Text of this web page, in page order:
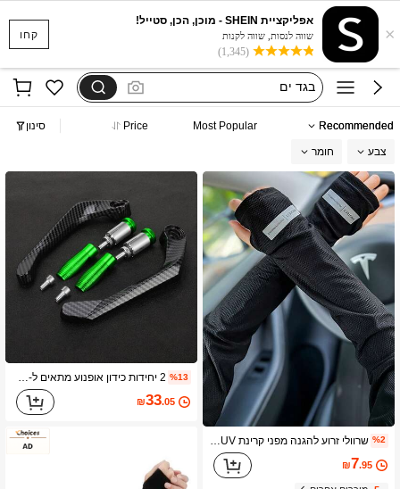
קחו ×
אפליקציית SHEIN - מוכן, הכן, סטייל!
שווה לנסות, שווה לקנות
(1,345)
סקוישים
anewsta שמלות
בגד ים
סקוישים
anewsta שמלות
Recommended
Most Popular
Price סינון
צבע חומר
%2 שרוולי זרוע להגנה מפני קרינת UV ממשי קרח לקיץ, UPF 50+ אנטי-UV, בד רשת נושם, עיצוב חור לאגודל, קל משקל וייבוש מהיר, מתאים לגברים ונשים, רכיבה על אופניים, טיולים רגליים, ספורט בחוץ
₪7.95
%13 2 יחידות כידון אופנוע מתאים ל-MT09, MT07, MT10, MT03, Tracer 900, 700 GT, FZ09, XSR700, 2021-2023 - שחור סיבי פחמן, סגסוגת אלומיניום בלם ואביזרים לאופנוע
₪33.05